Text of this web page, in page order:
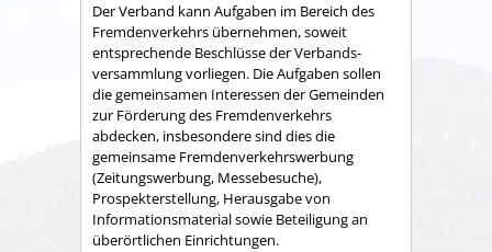
Der Verband kann Aufgaben im Bereich des
Fremdenverkehrs übernehmen, soweit
entsprechende Beschlüsse der Verbands­
versammlung vorliegen. Die Aufgaben sollen
die gemeinsamen Interessen der Gemeinden
zur Förderung des Fremdenverkehrs
abdecken, insbesondere sind dies die
gemeinsame Fremden­verkehrswerbung
(Zeitungswerbung, Messebesuche),
Prospekter­stellung, Herausgabe von
Informationsmaterial sowie Betei­ligung an
überörtlichen Einrichtungen.